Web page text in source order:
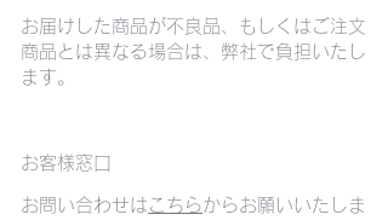
お届けした商品が不良品、もしくはご注文
商品とは異なる場合は、弊社で負担いたし
ます。
お客様窓口
お問い合わせは こちらからお願いいたしま